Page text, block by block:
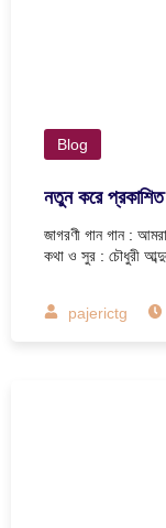
Blog
নতুন করে প্রকাশিত
জাগরণী গান গান :
কথা ও সুর : চৌধুরী
pajerictg